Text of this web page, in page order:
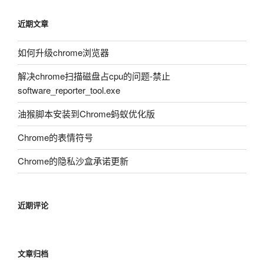
近期文章
如何升级chrome浏览器
解决chrome扫描磁盘占cpu的问题-禁止
software_reporter_tool.exe
油猴脚本安装到Chrome蚂蚁优化版
Chrome的表情符号
Chrome的隐私沙盒承诺更新
近期评论
文章归档